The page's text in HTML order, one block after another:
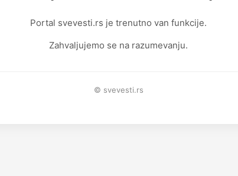
Portal svevesti.rs je trenutno van funkcije.
Zahvaljujemo se na razumevanju.
© svevesti.rs